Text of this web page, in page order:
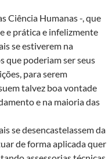
Ciência Humanas -, que
e prática e infelizmente
se estiverem na
que poderiam ser seus
para serem
talvez boa vontade
e na maioria das
se desencastelassem da
de forma aplicada quer